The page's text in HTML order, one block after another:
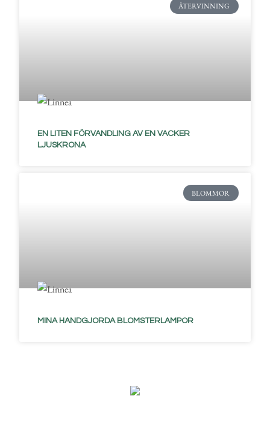
ÅTERVINNING
EN LITEN FÖRVANDLING AV EN VACKER
LJUSKRONA
BLOMMOR
MINA HANDGJORDA BLOMSTERLAMPOR